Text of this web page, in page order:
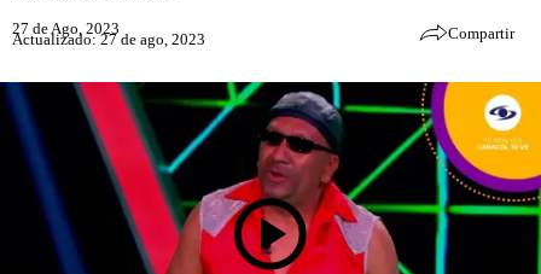
27 de Ago, 2023
Actualizado: 27 de ago, 2023 Compartir